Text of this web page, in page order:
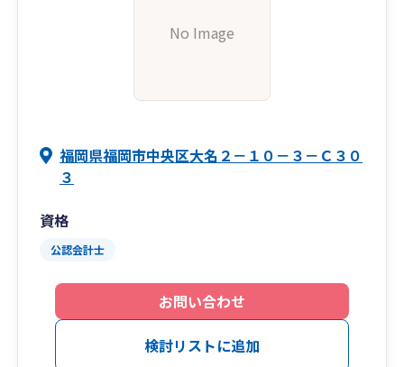
No Image
福岡県福岡市中央区大名２－１０－３－Ｃ３０
３
資格
公認会計士
お問い合わせ
検討リストに追加